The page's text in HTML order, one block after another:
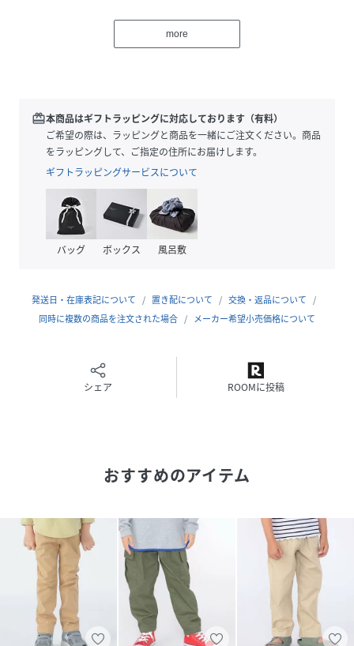
ザインで幅広いコーディネートに合わせていただきやすい一
性別タイプ キッズ
原産国 中国
本体: コットン88%、 ポリウレタン12%、 リブ:
コットン57%、 ポリエステル41%、 ポリウレタ
ン2%
品番
KE9855_513000136
(513000136-68-04 KE9855)
more
redeem本商品はギフトラッピングに対応しております（有料）
ご希望の際は、ラッピングと商品を一緒にご注文ください。商品
をラッピングして、ご指定の住所にお届けします。
ギフトラッピングサービスについて
バッグ ボックス 風呂敷
発送日・在庫表記について 置き配について
交換・返品について
同時に複数の商品を注文された場合
メーカー希望小売価格について
シェア ROOMに投稿
おすすめのアイテム